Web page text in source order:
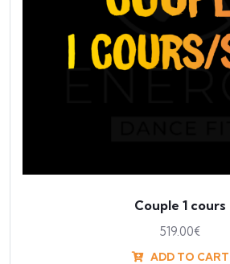
Couple 1 cours
519.00€
ADD TO CART